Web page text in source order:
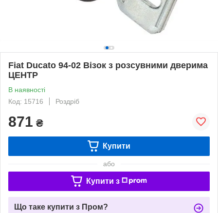
Fiat Ducato 94-02 Візок з розсувними дверима
ЦЕНТР
В наявності
Код: 15716
Роздріб
871 ₴
Купити
або
Купити з
Що таке купити з Пром?